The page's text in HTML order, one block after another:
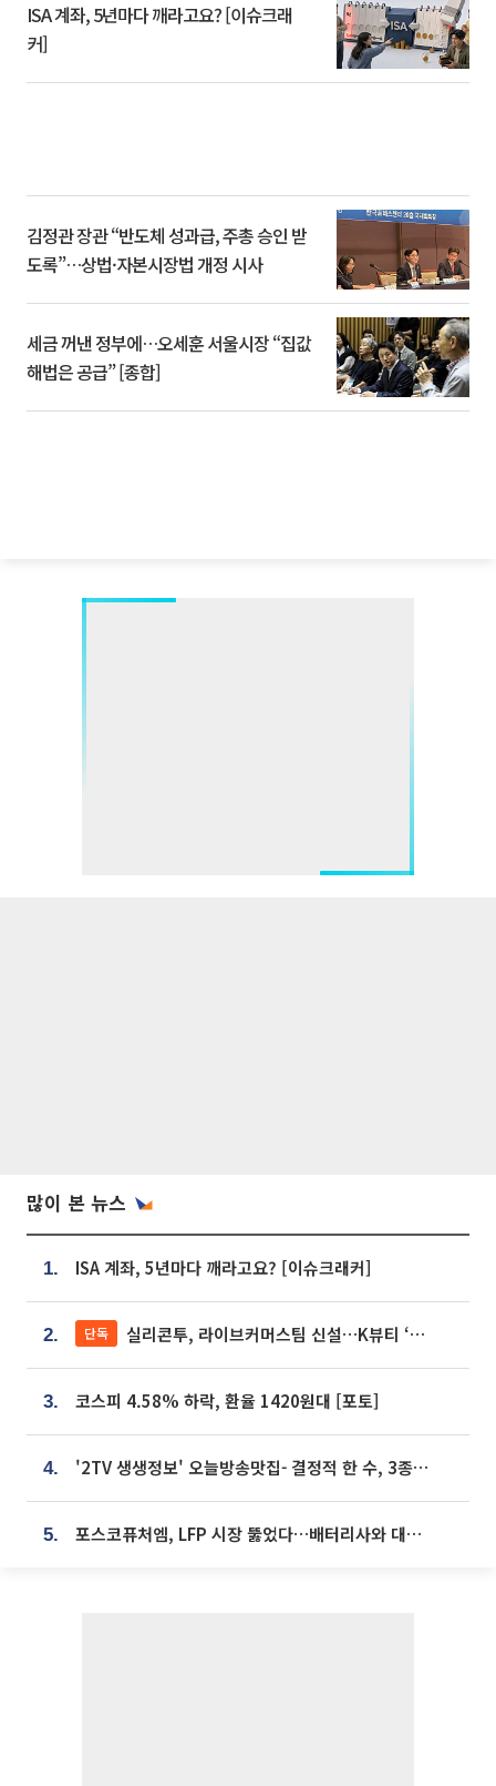
ISA 계좌, 5년마다 깨라고요? [이슈크래
커]
김정관 장관 “반도체 성과급, 주총 승인 받
도록”…상법·자본시장법 개정 시사
세금 꺼낸 정부에…오세훈 서울시장 “집값
해법은 공급” [종합]
많이 본 뉴스
1. ISA 계좌, 5년마다 깨라고요? [이슈크래커]
2. 단독 실리콘투, 라이브커머스팀 신설…K뷰티 ‘글로벌 판매망’ 확대[K뷰티 라방戰]
3. 코스피 4.58% 하락, 환율 1420원대 [포토]
4. '2TV 생생정보' 오늘방송맛집- 결정적 한 수, 3종 메밀면! 메밀 소바 맛집 '의○○○○'
5. 포스코퓨처엠, LFP 시장 뚫었다…배터리사와 대규모 장기 공급 합의